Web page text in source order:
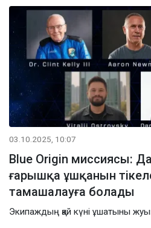
03.10.2025, 10:07
Blue Origin миссиясы:
ғарышқа ұшқанын
тамашалауға болады
Экипаждың қай күні ұшатыны